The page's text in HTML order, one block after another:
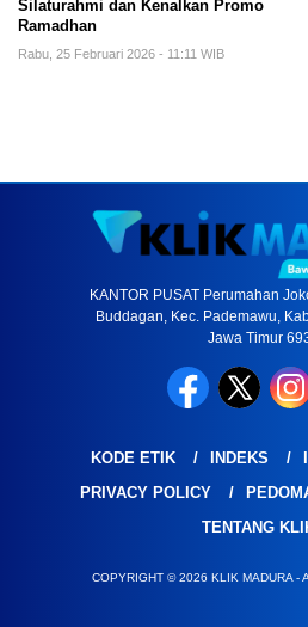
Silaturahmi dan Kenalkan Promo
Ramadhan
Rabu, 25 Februari 2026 - 11:11 WIB
KANTOR PUSAT Perumahan
Buddagan, Kec. Pademawu,
Jawa Timur
KODE ETIK INDEKS
PRIVACY POLICY
TENTANG
COPYRIGHT © 2026 KLIK MADURA -